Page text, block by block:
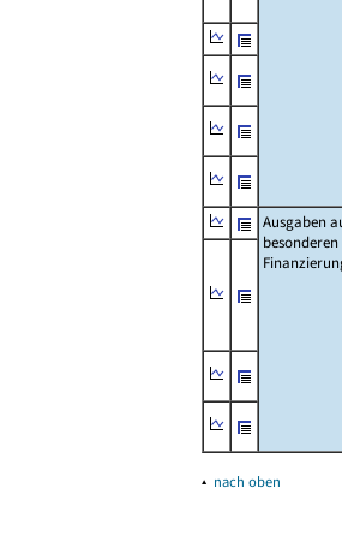
Ausgaben
besonderen
▴ nach oben